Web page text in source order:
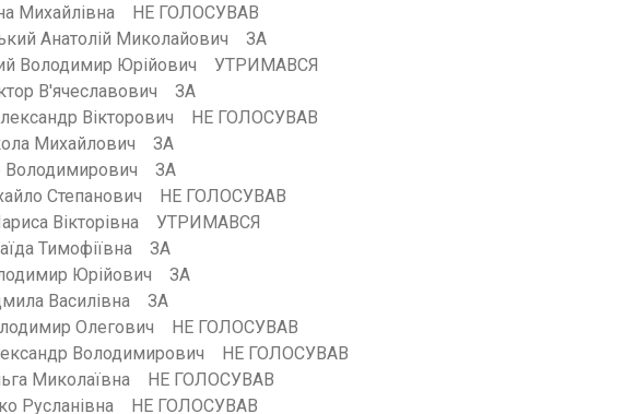
Михайлівна НЕ ГОЛОСУВАВ
Анатолій Миколайович ЗА
Володимир Юрійович УТРИМАВСЯ
В'ячеславович ЗА
Вікторович НЕ ГОЛОСУВАВ
Михайлович ЗА
Володимирович ЗА
Степанович НЕ ГОЛОСУВАВ
Вікторівна УТРИМАВСЯ
Тимофіївна ЗА
Юрійович ЗА
Василівна ЗА
Олегович НЕ ГОЛОСУВАВ
Володимирович НЕ ГОЛОСУВАВ
Миколаївна НЕ ГОЛОСУВАВ
Русланівна НЕ ГОЛОСУВАВ